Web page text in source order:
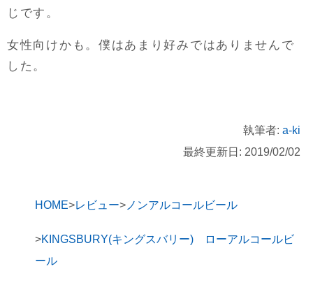
じです。
女性向けかも。僕はあまり好みではありませんで
した。
執筆者: a-ki
最終更新日: 2019/02/02
HOME レビュー ノンアルコールビール
KINGSBURY(キングスバリー) ローアルコールビ
ール